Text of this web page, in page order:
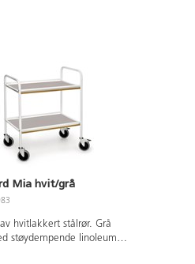
Mia hvit/grå
hvitlakkert stålrør. Grå
støydempende linoleum.